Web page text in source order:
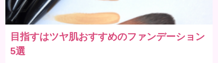
目指すはツヤ肌おすすめのファンデーション
5選